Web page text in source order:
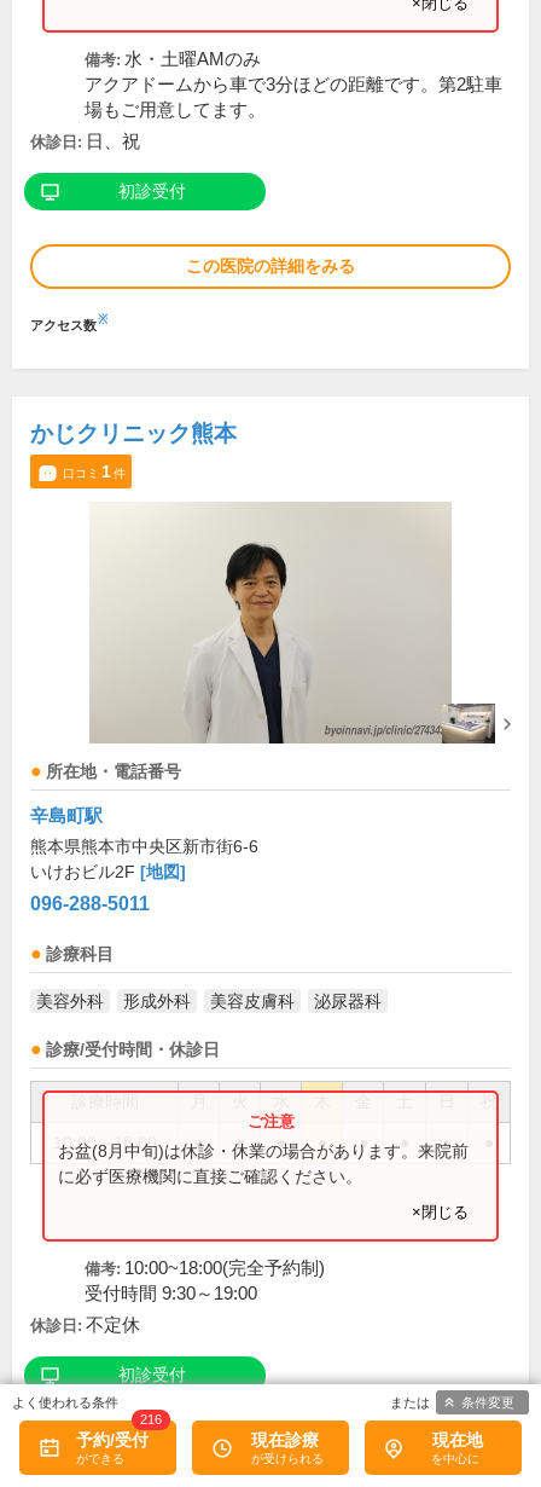
備考: 水・土曜AMのみ
アクアドームから車で3分ほどの距離です。第2駐車
場もご用意してます。
休診日: 日、祝
初診受付
この医院の詳細をみる
アクセス数※
かじクリニック熊本
口コミ 1件
所在地・電話番号
辛島町駅
熊本県熊本市中央区新市街6-6
いけおビル2F [地図]
096-288-5011
診療科目
美容外科 形成外科 美容皮膚科 泌尿器科
診療/受付時間・休診日
祝
10:00～18:00 ● ● ● ● ● ●
お盆(8月中旬)は休診・休業の場合があります。来院前
に必ず医療機関に直接ご確認ください。
×閉じる
備考: 10:00~18:00(完全予約制)
受付時間 9:30～19:00
休診日: 不定休
初診受付
口コミ予約/受付
216
現在診療 現在地
条件変更